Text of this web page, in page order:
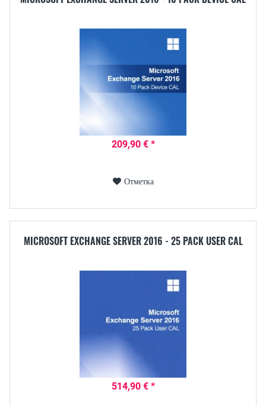
209,90 € *
Отметка
MICROSOFT EXCHANGE SERVER 2016 - 25 PACK USER CAL
514,90 € *